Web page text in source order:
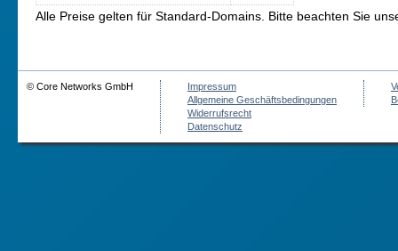
Alle Preise gelten für Standard-Domains. Bitte beachten Sie
© Core Networks GmbH
Impressum
Allgemeine Geschäftsbedingungen
Widerrufsrecht
Datenschutz